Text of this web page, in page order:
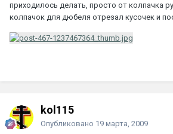
приходилось делать, просто от колпачка
колпачок для дюбеля отрезал кусочек и
kol115
Опубликовано 19 марта, 2009